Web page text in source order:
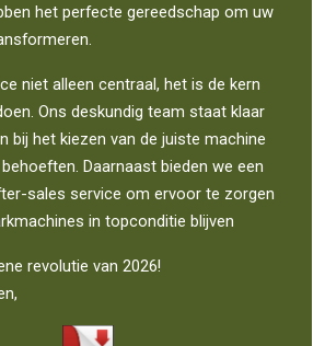
het perfecte gereedschap om uw
niet alleen centraal, het is de kern
Ons deskundig team staat klaar
bij het kiezen van de juiste machine
Daarnaast bieden we een
sales service om ervoor te zorgen
in topconditie blijven
revolutie van 2026!